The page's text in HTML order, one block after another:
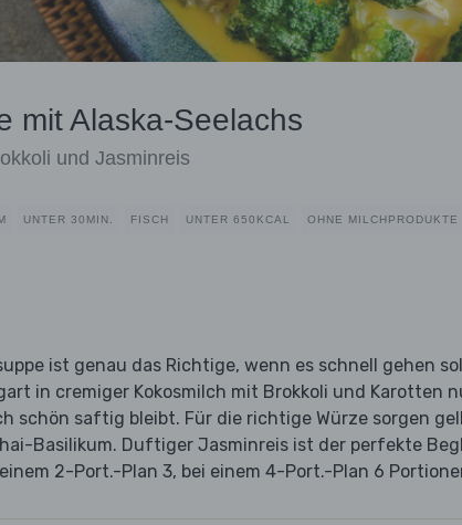
mit Alaska-Seelachs
und Jasminreis
UNTER 30MIN. FISCH UNTER 650KCAL OHNE MILCHPRODUKTE
ist genau das Richtige, wenn es schnell gehen
in cremiger Kokosmilch mit Brokkoli und Karotten
schön saftig bleibt. Für die richtige Würze sorgen
Basilikum. Duftiger Jasminreis ist der perfekte
2-Port.-Plan 3, bei einem 4-Port.-Plan 6